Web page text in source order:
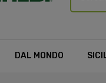
DAL MONDO